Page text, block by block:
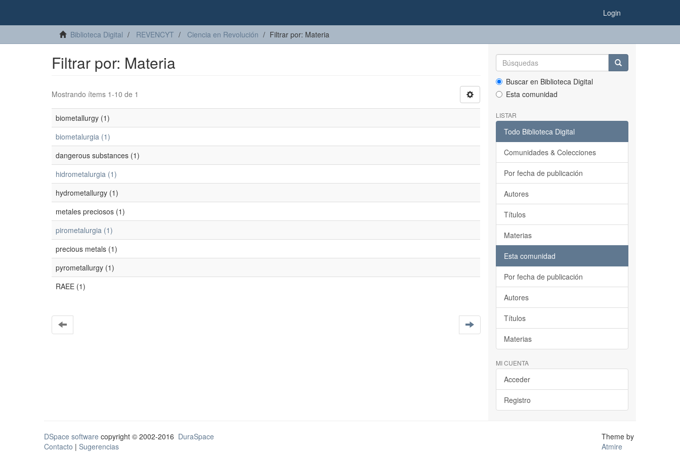
Login
Biblioteca Digital REVENCYT Ciencia en Revolución Filtrar por: Materia
Filtrar por: Materia
Mostrando ítems 1-10 de 1
biometallurgy (1)
biometalurgia (1)
dangerous substances (1)
hidrometalurgia (1)
hydrometallurgy (1)
metales preciosos (1)
pirometalurgia (1)
precious metals (1)
pyrometallurgy (1)
RAEE (1)
Buscar en Biblioteca Digital
Esta comunidad
LISTAR
Todo Biblioteca Digital
Comunidades & Colecciones
Por fecha de publicación
Autores
Títulos
Materias
Esta comunidad
Por fecha de publicación
Autores
Títulos
Materias
MI CUENTA
Acceder
Registro
DSpace software copyright © 2002-2016 DuraSpace
Contacto | Sugerencias
Theme by
Atmire